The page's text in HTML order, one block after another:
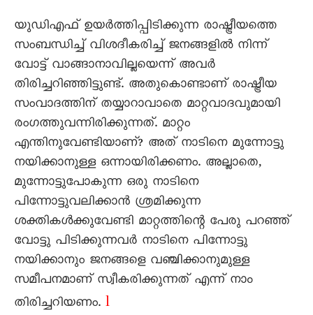
യുഡിഎഫ് ഉയര്‍ത്തിപ്പിടിക്കുന്ന രാഷ്ട്രീയത്തെ
സംബന്ധിച്ച് വിശദീകരിച്ച് ജനങ്ങളില്‍ നിന്ന്
വോട്ട് വാങ്ങാനാവില്ലയെന്ന് അവര്‍
തിരിച്ചറിഞ്ഞിട്ടുണ്ട്. അതുകൊണ്ടാണ് രാഷ്ട്രീയ
സംവാദത്തിന് തയ്യാറാവാതെ മാറ്റവാദവുമായി
രംഗത്തുവന്നിരിക്കുന്നത്. മാറ്റം
എന്തിനുവേണ്ടിയാണ്? അത് നാടിനെ മുന്നോട്ടു
നയിക്കാനുള്ള ഒന്നായിരിക്കണം. അല്ലാതെ,
മുന്നോട്ടുപോകുന്ന ഒരു നാടിനെ
പിന്നോട്ടുവലിക്കാന്‍ ശ്രമിക്കുന്ന
ശക്തികള്‍ക്കുവേണ്ടി മാറ്റത്തിന്റെ പേരു പറഞ്ഞ്
വോട്ടു പിടിക്കുന്നവര്‍ നാടിനെ പിന്നോട്ടു
നയിക്കാനും ജനങ്ങളെ വഞ്ചിക്കാനുമുള്ള
സമീപനമാണ് സ്വീകരിക്കുന്നത് എന്ന് നാം
തിരിച്ചറിയണം. l